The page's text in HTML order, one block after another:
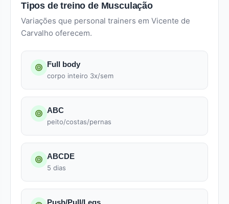
Tipos de treino de Musculação
Variações que personal trainers em Vicente de
Carvalho oferecem.
Full body
corpo inteiro 3x/sem
ABC
peito/costas/pernas
ABCDE
5 dias
Push/Pull/Legs